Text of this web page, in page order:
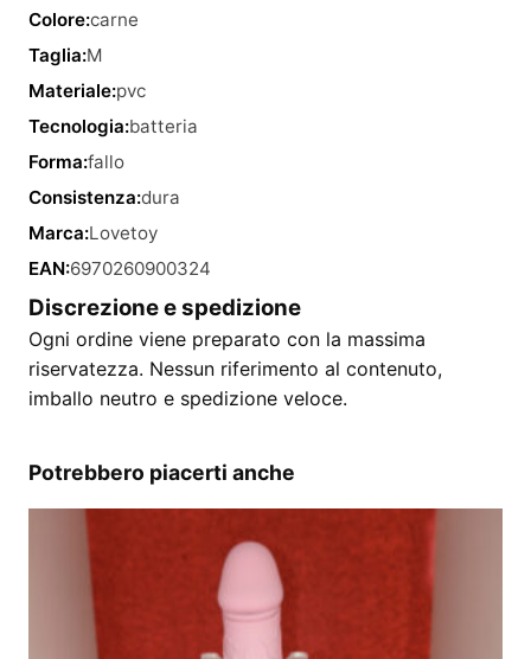
Colore:carne
Taglia:M
Materiale:pvc
Tecnologia:batteria
Forma:fallo
Consistenza:dura
Marca:Lovetoy
EAN:6970260900324
Discrezione e spedizione
Ogni ordine viene preparato con la massima
riservatezza. Nessun riferimento al contenuto,
imballo neutro e spedizione veloce.
Potrebbero piacerti anche